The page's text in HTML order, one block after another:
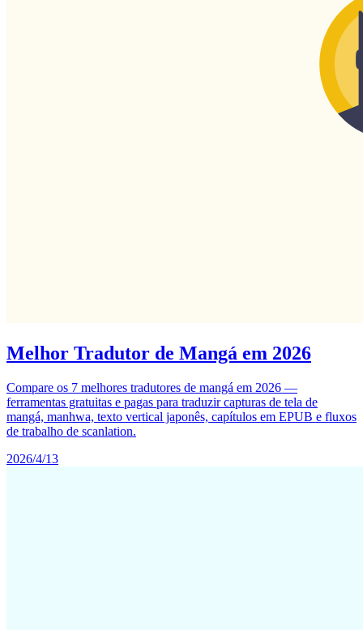
Melhor Tradutor de Mangá em 2026
Compare os 7 melhores tradutores de mangá em 2026 —
ferramentas gratuitas e pagas para traduzir capturas de tela de
mangá, manhwa, texto vertical japonês, capítulos em EPUB e fluxos
de trabalho de scanlation.
2026/4/13